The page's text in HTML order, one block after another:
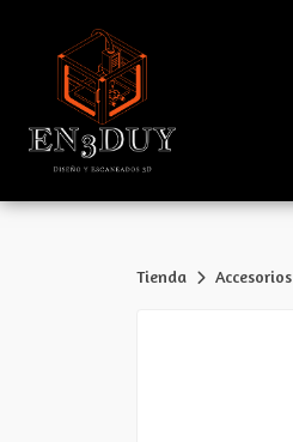
Tienda Accesorios